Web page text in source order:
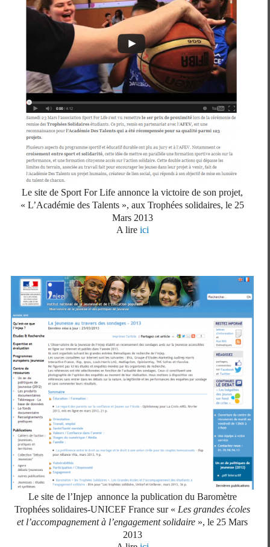
Le site de Sport For Life annonce la victoire de son projet,
« L’Académie des Talents », aux Trophées solidaires, le 25
Mars 2013
A lire ici
Le site de l’Injep annonce la publication du Baromètre
Trophées solidaires-UNICEF France sur « Les grandes écoles
et l’accompagnement à l’engagement solidaire », le 25 Mars
2013